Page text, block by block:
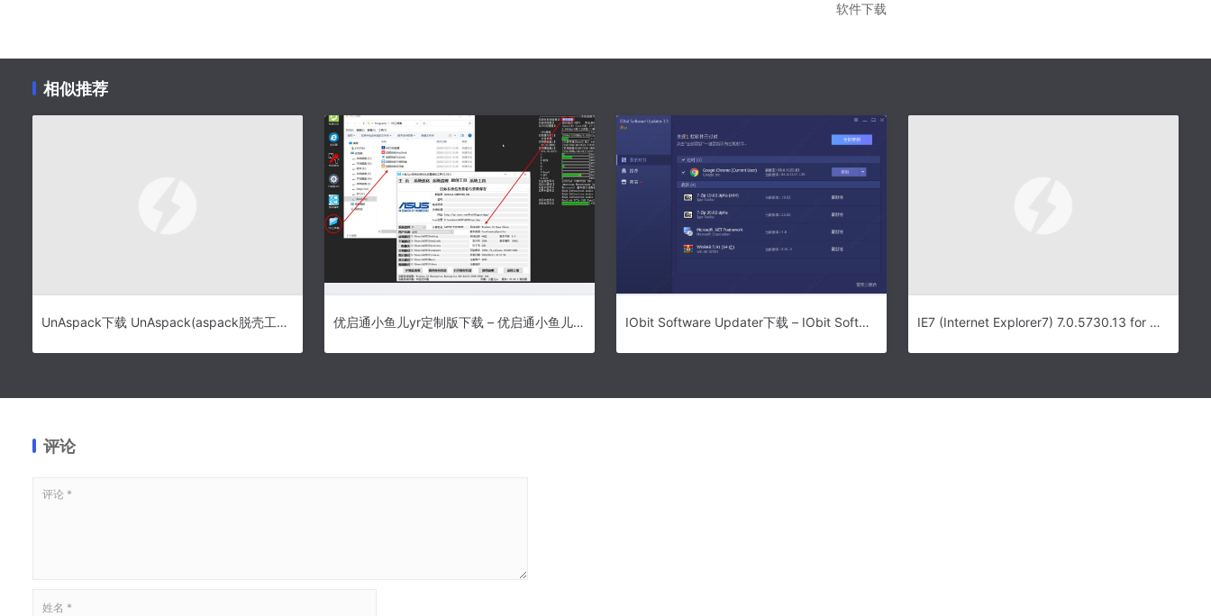
软件下载
相似推荐
UnAspack下载 UnAspack(aspack脱壳工具) V2.21 绿色免费汉化版 优启通小鱼儿yr定制版下载 – 优启通小鱼儿yr定制版 3.7.2022.0310 最新版 IObit Software Updater下载 – IObit Software Updater 4.4.0.221 官方版 IE7 (Internet Explorer7) 7.0.5730.13 for Win2003 SP1/SP2 简体版
评论